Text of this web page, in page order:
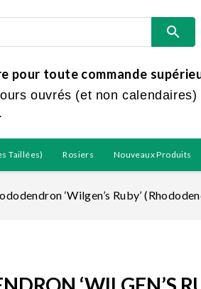
pour toute commande
ouvrés (et non

Taillées) Rosiers Nouveaux Produits
‘Wilgen’s Ruby’